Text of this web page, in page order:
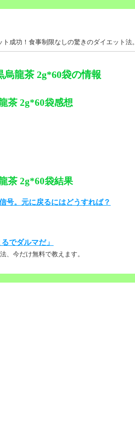
ト成功！食事制限なしの驚きのダイエット法
龍茶 2g*60袋の情報
茶 2g*60袋感想
茶 2g*60袋結果
号。元に戻るにはどうすれば？
でダルマだ」
、今だけ無料で教えます。